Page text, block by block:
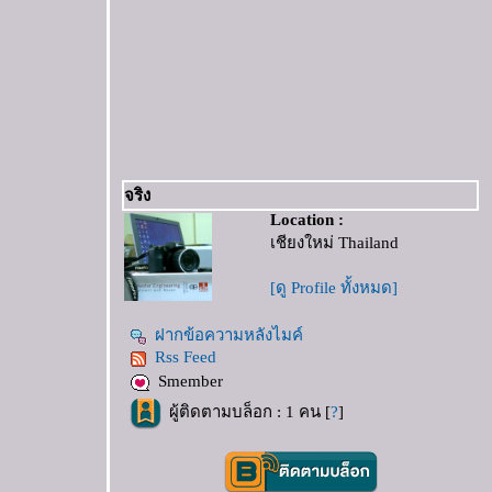
จริง
Location :
เชียงใหม่ Thailand
[ดู Profile ทั้งหมด]
ฝากข้อความหลังไมค์
Rss Feed
Smember
ผู้ติดตามบล็อก : 1 คน [?]